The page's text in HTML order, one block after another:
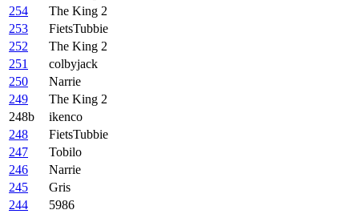
254
The King 2
253
FietsTubbie
252
The King 2
251
colbyjack
250
Narrie
249
The King 2
248b
ikenco
248
FietsTubbie
247
Tobilo
246
Narrie
245
Gris
244
5986